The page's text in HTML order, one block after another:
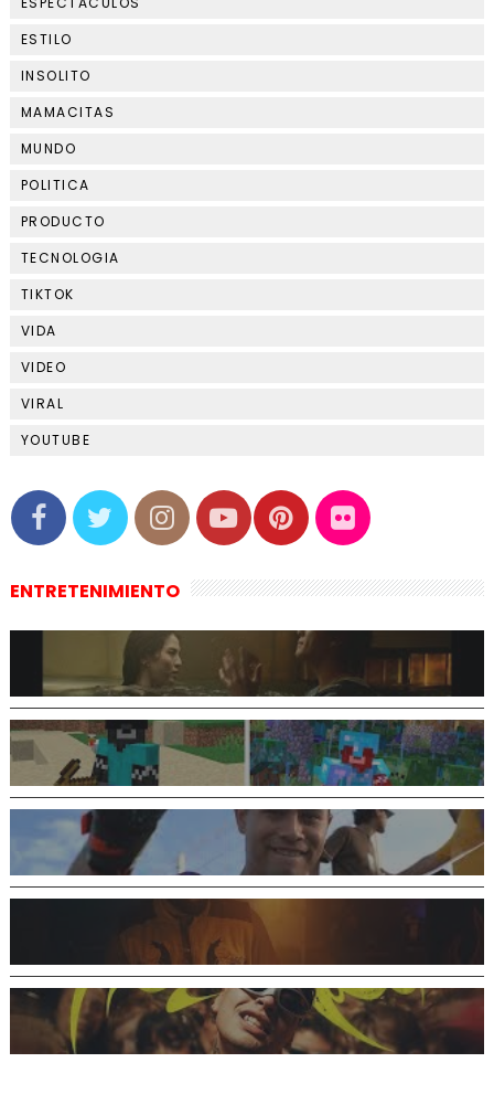
ESTILO
INSOLITO
MAMACITAS
MUNDO
POLITICA
PRODUCTO
TECNOLOGIA
TIKTOK
VIDA
VIDEO
VIRAL
YOUTUBE
ENTRETENIMIENTO